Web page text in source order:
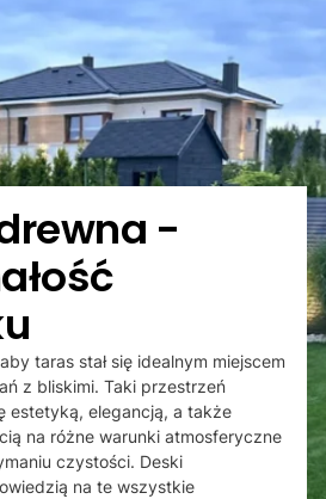
-
taras stał się idealnym miejscem
z bliskimi. Taki przestrzeń
estetyką, elegancją, a także
na różne warunki atmosferyczne
czystości. Deski
na te wszystkie